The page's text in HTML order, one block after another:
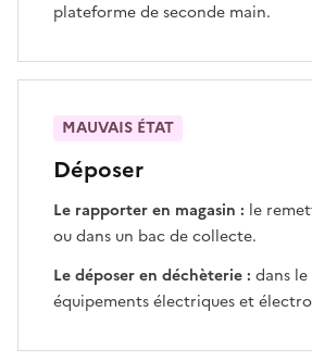
plateforme de seconde main.
Déposer
Le rapporter en magasin : le
ou dans un bac de collecte.
Le déposer en déchèterie : dans
équipements électriques et
MAUVAIS ÉTAT